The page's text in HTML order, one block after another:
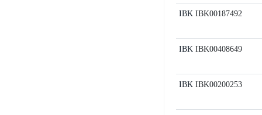
IBK IBK00187492
IBK IBK00408649
IBK IBK00200253